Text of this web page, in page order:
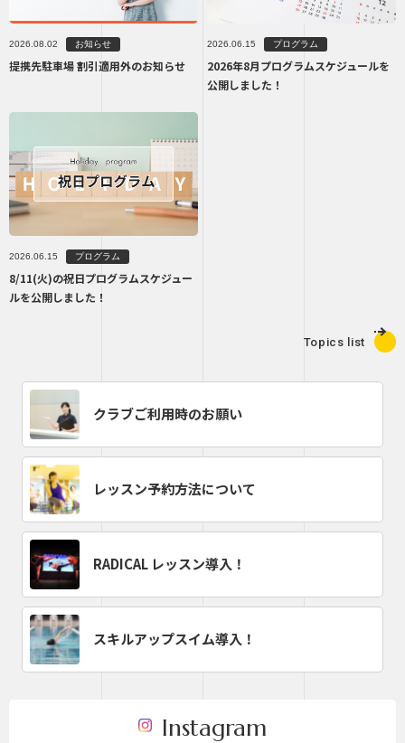
2026.08.02 お知らせ
提携先駐車場 割引適用外のお知らせ
2026.06.15 プログラム
2026年8月プログラムスケジュールを
公開しました！
2026.06.15 プログラム
8/11(火)の祝日プログラムスケジュー
ルを公開しました！
Topics list
クラブご利用時のお願い
レッスン予約方法について
RADICAL レッスン導入！
スキルアップスイム導入！
Instagram